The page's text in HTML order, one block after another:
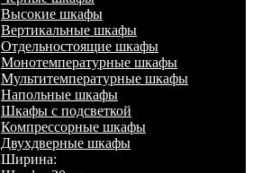
Высокие шкафы
Вертикальные шкафы
Отдельностоящие шкафы
Монотемпературные шкафы
Мультитемпературные шкафы
Напольные шкафы
Шкафы с подсветкой
Компрессорные шкафы
Двухдверные шкафы
Ширина: